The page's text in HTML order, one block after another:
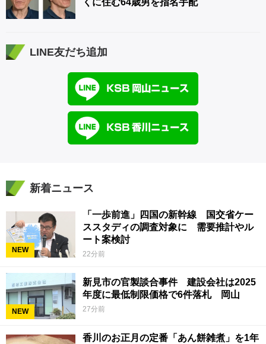
LINE友だち追加
新着ニュース
NEW
「一歩前進」四国の新幹線 国交省ケー
ススタディの調査対象に 需要推計やル
ート案検討
22分前
NEW
新見市の官製談合事件 建設会社は2025
年度に最低制限価格で6件落札 岡山
27分前
香川のお正月の定番「あん餅雑煮」を1年